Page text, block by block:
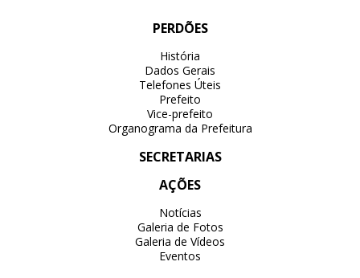
PERDÕES
História
Dados Gerais
Telefones Úteis
Prefeito
Vice-prefeito
Organograma da Prefeitura
SECRETARIAS
AÇÕES
Notícias
Galeria de Fotos
Galeria de Vídeos
Eventos